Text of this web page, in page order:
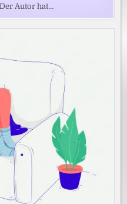
Autor hat…